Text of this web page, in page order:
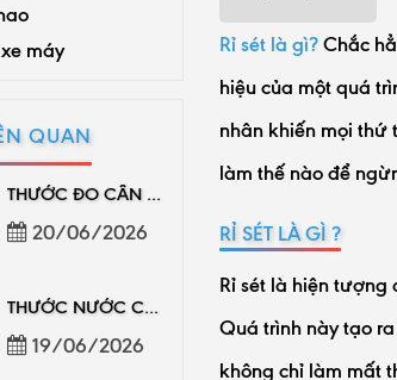
Rỉ sét là gì? Chắc
hiệu của một quá
nhân khiến mọi thứ
làm thế nào để
RỈ SÉT LÀ GÌ ?
Rỉ sét là hiện tượng
Quá trình này tạo
không chỉ làm mất
máy
QUAN
THƯỚC ĐO CÂN BẰNG CHÍNH HÃNG, ĐO CHUẨN DỄ DÙNG
20/06/2026
THƯỚC NƯỚC CHÍNH HÃNG, ĐO CÂN BẰNG CHUẨN
19/06/2026